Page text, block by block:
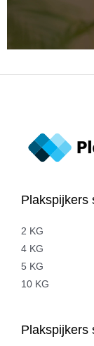
Plakspijkers
2 KG
4 KG
5 KG
10 KG
Plakspijkers